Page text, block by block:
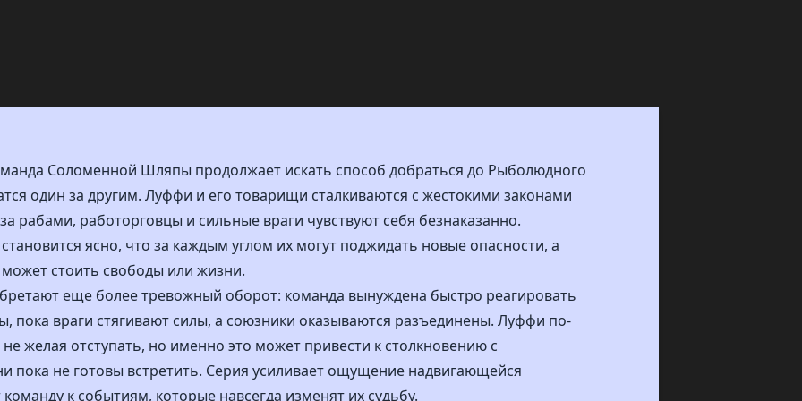
Соломенной Шляпы продолжает искать способ добраться до Рыболюдного
один за другим. Луффи и его товарищи сталкиваются с жестокими законами
рабами, работорговцы и сильные враги чувствуют себя безнаказанно.
ясно, что за каждым углом их могут поджидать новые опасности, а
стоить свободы или жизни.
еще более тревожный оборот: команда вынуждена быстро реагировать
пока враги стягивают силы, а союзники оказываются разъединены. Луффи по-
желая отступать, но именно это может привести к столкновению с
пока не готовы встретить. Серия усиливает ощущение надвигающейся
к событиям, которые навсегда изменят их судьбу.